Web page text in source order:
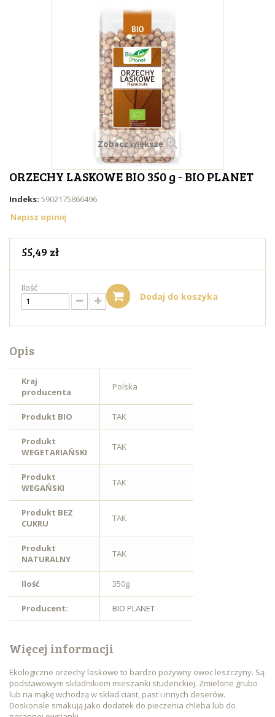
Zobacz większe
ORZECHY LASKOWE BIO 350 g - BIO PLANET
Indeks: 5902175866496
Napisz opinię
55,49 zł
Ilość
Dodaj do koszyka
Opis
Kraj
producenta
Polska
Produkt BIO TAK
Produkt
WEGETARIAŃSKI
TAK
Produkt
WEGAŃSKI
TAK
Produkt BEZ
CUKRU
TAK
Produkt
NATURALNY
TAK
Ilość 350g
Producent: BIO PLANET
Więcej informacji
Ekologiczne orzechy laskowe to bardzo pożywny owoc leszczyny. Są
podstawowym składnikiem mieszanki studenckiej. Zmielone grubo
lub na mąkę wchodzą w skład ciast, past i innych deserów.
Doskonale smakują jako dodatek do pieczenia chleba lub do